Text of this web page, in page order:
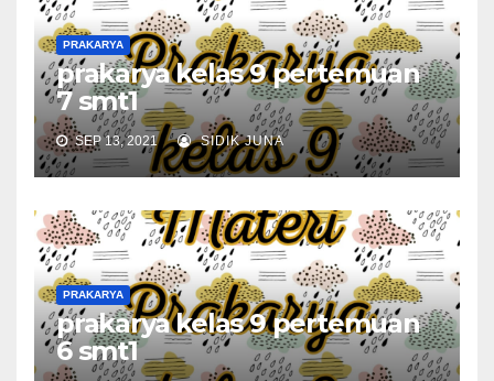
PRAKARYA
prakarya kelas 9 pertemuan
7 smt1
SEP 13, 2021 SIDIK JUNA
PRAKARYA
prakarya kelas 9 pertemuan
6 smt1